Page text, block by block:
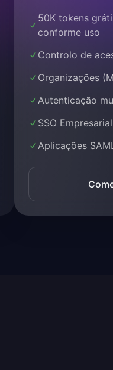
50K tokens
conforme uso
Controlo de
Organizações
Autenticação
SSO
Aplicações